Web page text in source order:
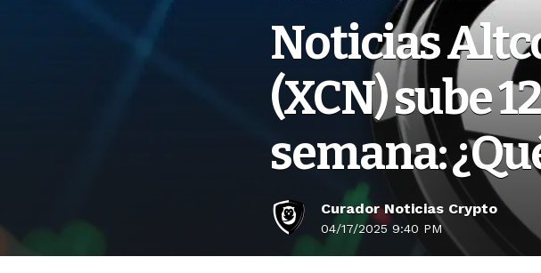
Noticias
(XCN) sube
semana:
Curador Noticias Crypto
04/17/2025 9:40 PM